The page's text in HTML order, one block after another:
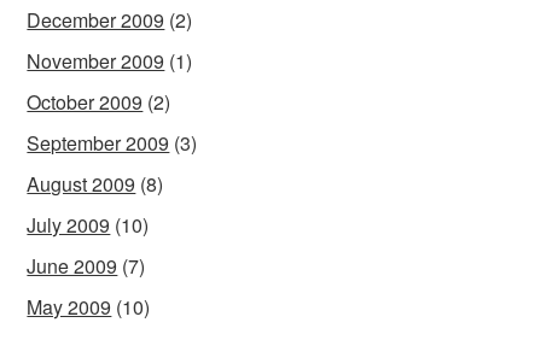
December 2009 (2)
November 2009 (1)
October 2009 (2)
September 2009 (3)
August 2009 (8)
July 2009 (10)
June 2009 (7)
May 2009 (10)